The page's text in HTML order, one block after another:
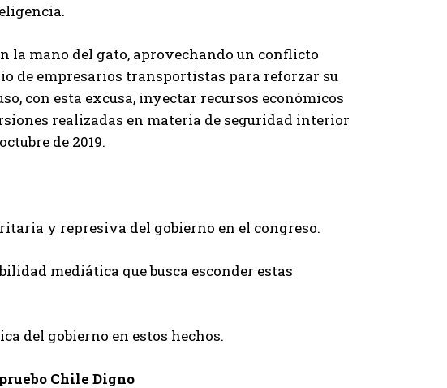
la mano del gato, aprovechando un conflicto
de empresarios transportistas para reforzar su
con esta excusa, inyectar recursos económicos
realizadas en materia de seguridad interior
de 2019.
y represiva del gobierno en el congreso.
mediática que busca esconder estas
del gobierno en estos hechos.
Chile Digno